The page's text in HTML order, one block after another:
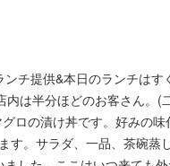
チ提供&本日のランチはす
は半分ほどのお客さん。(
ロの漬け丼です。好みの味
す。サラダ、一品、茶碗蒸